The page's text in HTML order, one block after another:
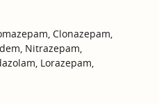
Clonazepam,
Nitrazepam,
Lorazepam,